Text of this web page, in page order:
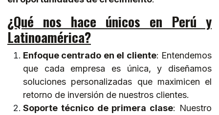
¿Qué nos hace únicos en Perú y
Latinoamérica?
Enfoque centrado en el cliente: Entendemos
que cada empresa es única, y diseñamos
soluciones personalizadas que maximicen el
retorno de inversión de nuestros clientes.
Soporte técnico de primera clase: Nuestro